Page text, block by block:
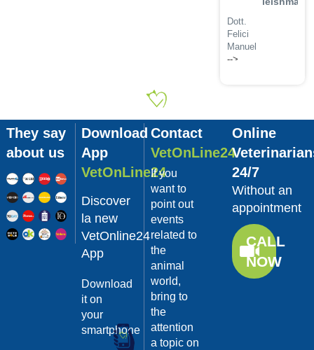
Dott.
Felici
Manuel
-->
Dott.
Domenico
Tomei
Guarda
Tumore
Dott.
They say
about us
Download
App
VetOnLine24
Discover
la new
VetOnline24
App
Download
it on
your
smartphone
Contact
VetOnLine24
If you
want to
point out
events
related to
the
animal
world,
bring to
the
attention
a topic on
Online
24/7
Without an
appointment
CALL
NOW